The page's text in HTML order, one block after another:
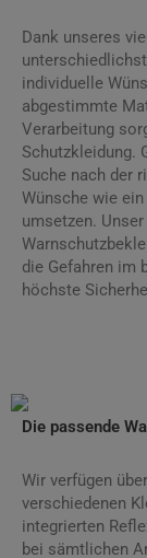
Dank unseres
individuelle
abgestimmte
Verarbeitung
Schutzkleidung.
Suche nach der
Wünsche wie
umsetzen.
die Gefahren im
höchste
Die passende
Wir verfügen
verschiedenen
integrierten
bei sämtlichen